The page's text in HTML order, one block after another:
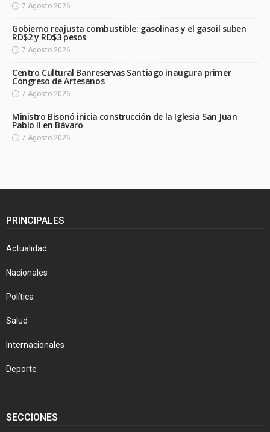
7 Agosto 2026
Gobierno reajusta combustible: gasolinas y el gasoil suben
RD$2 y RD$3 pesos
7 Agosto 2026
Centro Cultural Banreservas Santiago inaugura primer
Congreso de Artesanos
7 Agosto 2026
Ministro Bisonó inicia construcción de la Iglesia San Juan
Pablo II en Bávaro
7 Agosto 2026
PRINCIPALES
Actualidad
Nacionales
Política
Salud
Internacionales
Deporte
SECCIONES